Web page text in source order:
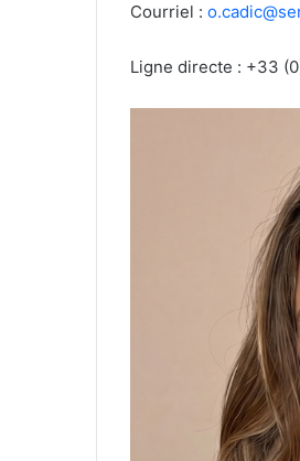
Courriel :
Ligne directe : +33